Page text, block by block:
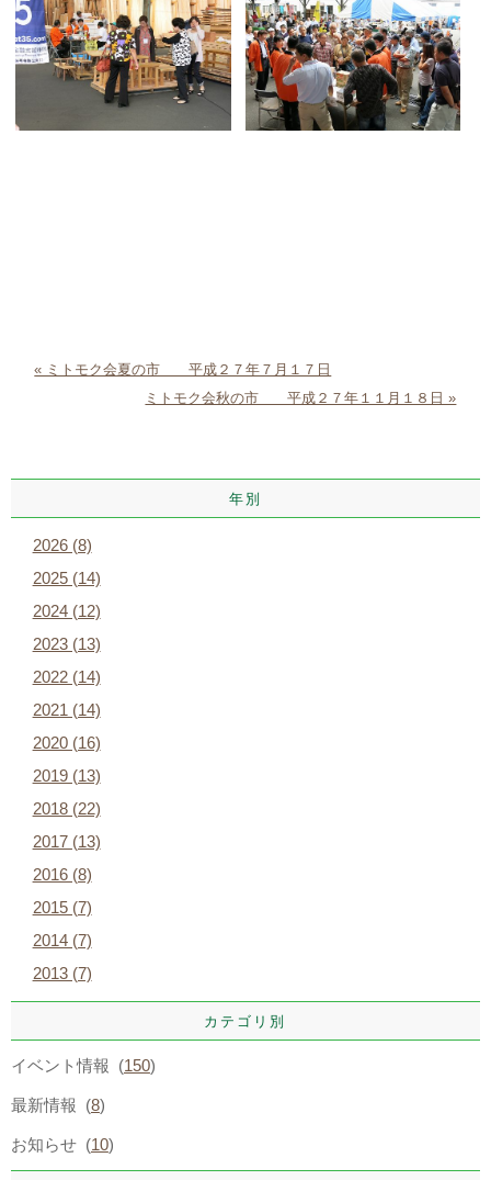
« ミトモク会夏の市 平成２７年７月１７日
ミトモク会秋の市 平成２７年１１月１８日 »
年別
2026 (8)
2025 (14)
2024 (12)
2023 (13)
2022 (14)
2021 (14)
2020 (16)
2019 (13)
2018 (22)
2017 (13)
2016 (8)
2015 (7)
2014 (7)
2013 (7)
カテゴリ別
イベント情報 (150)
最新情報 (8)
お知らせ (10)